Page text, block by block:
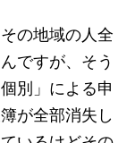
の地域の人全
ですが、そう
別」による申
が全部消失し